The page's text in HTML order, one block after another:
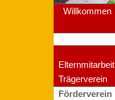
Willkommen
Elternmitarbeit
Trägerverein
Förderverein